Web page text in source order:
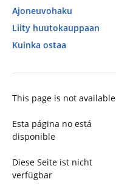
Ajoneuvohaku
Liity huutokauppaan
Kuinka ostaa
This page is not available
Esta página no está
disponible
Diese Seite ist nicht
verfügbar